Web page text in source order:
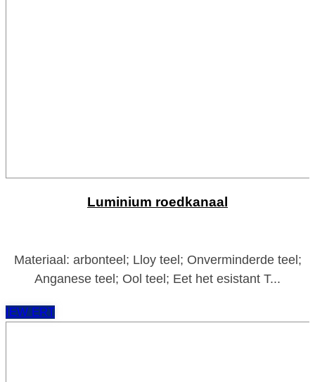
Luminium roedkanaal
Materiaal: arbonteel; Lloy teel; Onverminderde teel;
Anganese teel; Ool teel; Eet het esistant T...
IEW ERT